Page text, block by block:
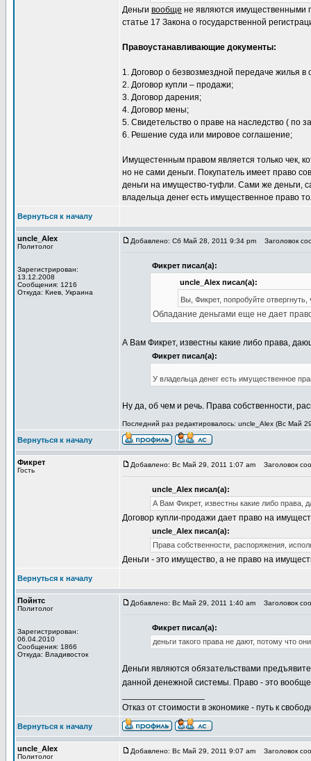
Деньги вообще не являются имущественными
статье 17 Закона о государственной
Правоустанавливающие документы:
1. Договор о безвозмездной передаче жилья в
2. Договор купли – продажи;
3. Договор дарения;
4. Договор мены;
5. Свидетельство о праве на наследство ( по
6. Решение суда или мировое соглашение;
Имущестенным правом является только чек,
но не сами деньги. Покупатель имеет право
деньги на имущество-туфли. Сами же деньги,
владельца денег есть имущественное право
Вернуться к началу
uncle_Alex
Политолог
Зарегистрирован:
13.12.2008
Сообщения: 1216
Откуда: Киев, Украина
Добавлено: Сб Май 28, 2011 9:34 pm Заголовок
Фикрет писал(а):
uncle_Alex писал(а):
Вы, Фикрет, попробуйте
Обладание деньгами еще не дает
А Вам Фикрет, известны какие либо права,
Фикрет писал(а):
У владельца денег есть имущественное
Ну да, об чем и речь. Права собственности,
Последний раз редактировалось: uncle_Alex (Вс Май
Вернуться к началу
Фикрет
Гость
Добавлено: Вс Май 29, 2011 1:07 am Заголовок
uncle_Alex писал(а):
А Вам Фикрет, известны какие либо права,
Договор купли-продажи дает право на
uncle_Alex писал(а):
Права собственности, распоряжения,
Деньги - это имущество, а не право на
Вернуться к началу
Пойнтс
Политолог
Зарегистрирован:
06.04.2010
Сообщения: 1866
Откуда: Владивосток
Добавлено: Вс Май 29, 2011 1:40 am Заголовок
Фикрет писал(а):
деньги такого права не дают, потому что
Деньги являются обязательствами
данной денежной системы. Право - это
Отказ от стоимости в экономике - путь к
Вернуться к началу
uncle_Alex
Политолог
Добавлено: Вс Май 29, 2011 9:07 am Заголовок